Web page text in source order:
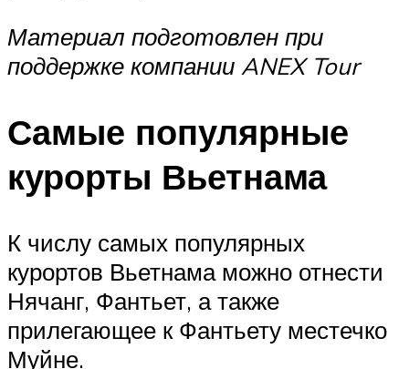
Материал подготовлен при
поддержке компании ANEX Tour
Самые популярные
курорты Вьетнама
К числу самых популярных
курортов Вьетнама можно отнести
Нячанг, Фантьет, а также
прилегающее к Фантьету местечко
Муйне.